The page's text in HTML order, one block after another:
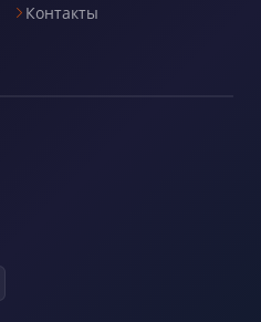
Контакты